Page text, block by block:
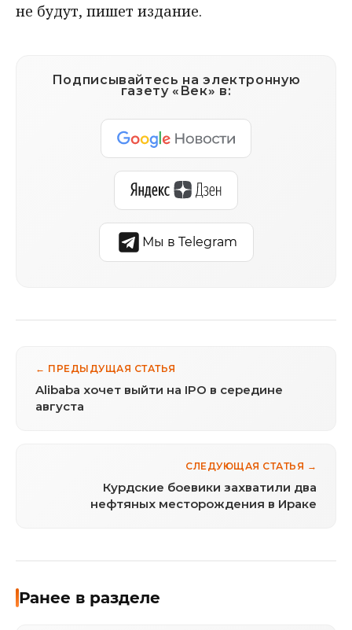
не будут, пишет издание.
Подписывайтесь на электронную
газету «Век» в:
Мы в Telegram
← ПРЕДЫДУЩАЯ СТАТЬЯ
Alibaba хочет выйти на IPO в середине
августа
СЛЕДУЮЩАЯ СТАТЬЯ →
Курдские боевики захватили два
нефтяных месторождения в Ираке
Ранее в разделе